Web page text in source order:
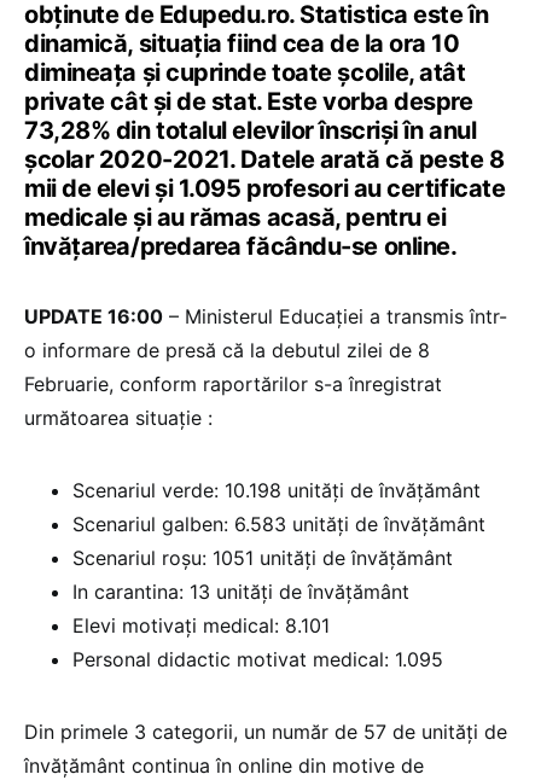
obținute de Edupedu.ro. Statistica este în
dinamică, situația fiind cea de la ora 10
dimineața și cuprinde toate școlile, atât
private cât și de stat. Este vorba despre
73,28% din totalul elevilor înscriși în anul
școlar 2020-2021. Datele arată că peste 8
mii de elevi și 1.095 profesori au certificate
medicale și au rămas acasă, pentru ei
învățarea/predarea făcându-se online.
UPDATE 16:00 – Ministerul Educației a transmis într-
o informare de presă că la debutul zilei de 8
Februarie, conform raportărilor s-a înregistrat
următoarea situație :
Scenariul verde: 10.198 unități de învățământ
Scenariul galben: 6.583 unități de învățământ
Scenariul roșu: 1051 unități de învățământ
In carantina: 13 unități de învățământ
Elevi motivați medical: 8.101
Personal didactic motivat medical: 1.095
Din primele 3 categorii, un număr de 57 de unități de
învățământ continua în online din motive de